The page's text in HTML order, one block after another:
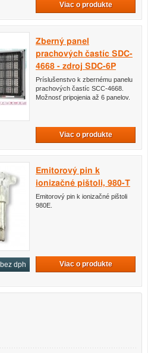
Viac o produkte
Zberný panel
prachových častíc SDC-
4668 - zdroj SDC-6P
Príslušenstvo k zbernému panelu
prachových častíc SCC-4668.
Možnosť pripojenia až 6 panelov.
Viac o produkte
bez dph
Emitorový pin k
ionizačné pištoli, 980-T
Emitorový pin k ionizačné pištoli
980E.
Viac o produkte